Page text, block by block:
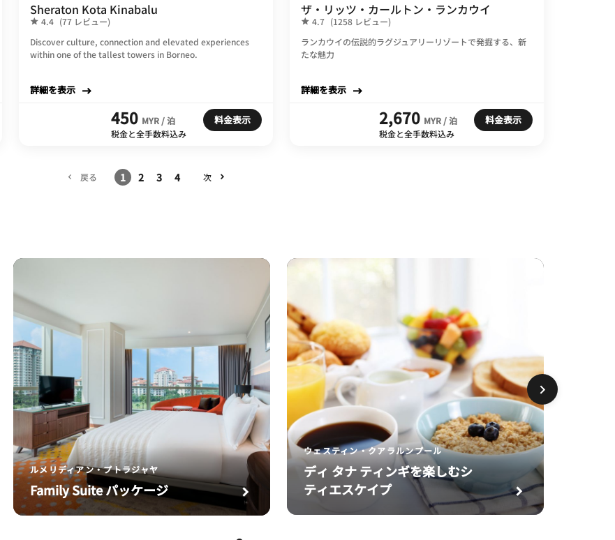
Sheraton Kota Kinabalu
4.4 (77 レビュー)
Discover culture, connection and elevated experiences
within one of the tallest towers in Borneo.
詳細を表示
450 MYR / 泊
税金と全手数料込み
料金表示
ザ・リッツ・カールトン・ランカウイ
4.7 (1258 レビュー)
ランカウイの伝説的ラグジュアリーリゾートで発掘する、新
たな魅力
詳細を表示
2,670 MYR / 泊
税金と全手数料込み
料金表示
戻る 1 2 3 4 次
ルメリディアン・プトラジャヤ
Family Suite パッケージ
ウェスティン・クアラルンプール
ディ タナ ティンギを楽しむシ
ティエスケイプ